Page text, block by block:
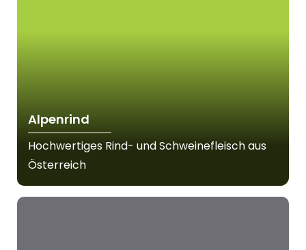
Alpenrind
Hochwertiges Rind- und Schweinefleisch aus
Österreich